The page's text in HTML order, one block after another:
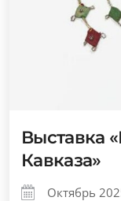
Выставка
Кавказа»
Октябрь